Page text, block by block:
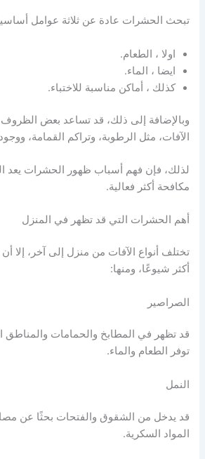
تبحث الحشرات عادة عن ثلاثة عوامل
اولا ، الطعام.
ايضا ، الماء.
كذلك ، أماكن مناسبة للاختباء.
وبالإضافة إلى ذلك، قد تساعد بعض الظروف
الآفات، مثل الرطوبة، وتراكم القمامة،
لذلك، فإن فهم أسباب ظهور الحشرات يعد
مكافحة أكثر فعالية.
أهم الحشرات التي قد تظهر في المنزل
تختلف أنواع الآفات من منزل إلى آخر، إلا
أكثر شيوعًا، ومنها:
الصراصير
قد تظهر في المطابخ والحمامات والمناطق
توفر الطعام والماء.
النمل
قد يدخل من الشقوق والفتحات بحثًا عن
المواد السكرية.